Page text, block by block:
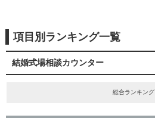
項目別ランキング一覧
結婚式場相談カウンター
総合ランキング